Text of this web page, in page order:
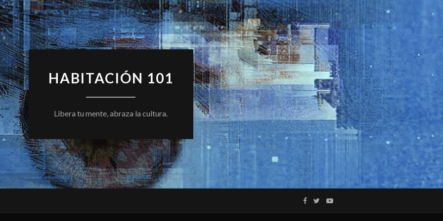
HABITACIÓN 101
Libera tu mente, abraza la cultura.